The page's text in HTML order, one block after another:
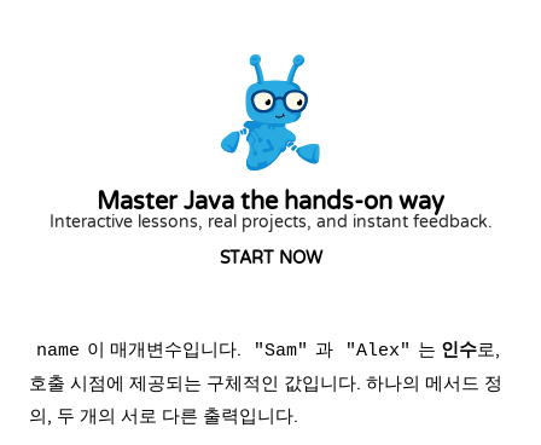
Master Java the hands-on way
Interactive lessons, real projects, and instant feedback.
START NOW
name 이 매개변수입니다. "Sam" 과 "Alex" 는 인수로,
호출 시점에 제공되는 구체적인 값입니다. 하나의 메서드 정
의, 두 개의 서로 다른 출력입니다.